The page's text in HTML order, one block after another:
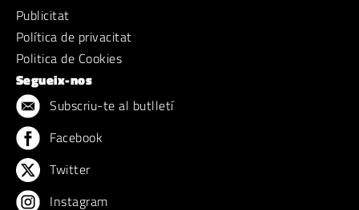
Publicitat
Política de privacitat
Politica de Cookies
Segueix-nos
Subscriu-te al butlletí
Facebook
Twitter
Instagram